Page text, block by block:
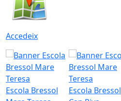
Accedeix
Escola Bressol
Escola Bressol